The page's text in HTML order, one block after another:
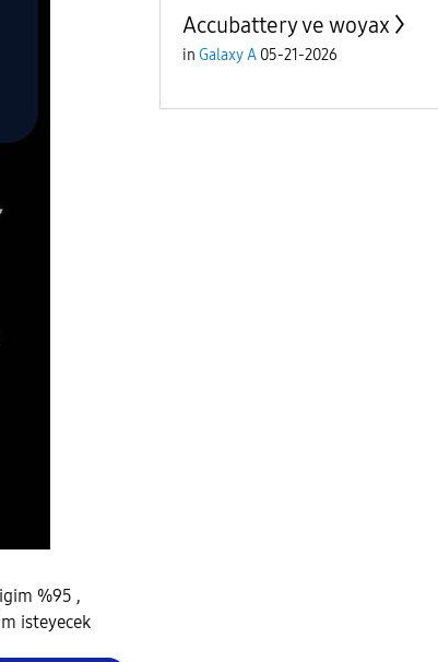
%95 ,
isteyecek
Accubattery ve woyax
in Galaxy A 05-21-2026